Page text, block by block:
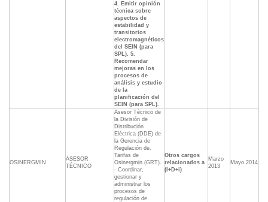
4. Emitir opinión
técnica sobre
aspectos de
estabilidad y
transitorios
electromagnéticos
del SEIN (para
SPL). 5.
Recomendar
mejoras en los
procesos de
análisis y estudio
de la
planificación del
SEIN (para SPL).
OSINERGMIN
ASESOR
TÉCNICO
Asesor Técnico de
la División de
Distribución
Eléctrica (DDE) de
la Gerencia de
Regulación de.
Tarifas de
Osinergmin (GRT).
- Coordinar,
gestionar y
administrar los
procesos de
regulación de
Otros cargos
relacionados a
(I+D+i)
Marzo
2013
Mayo 2014